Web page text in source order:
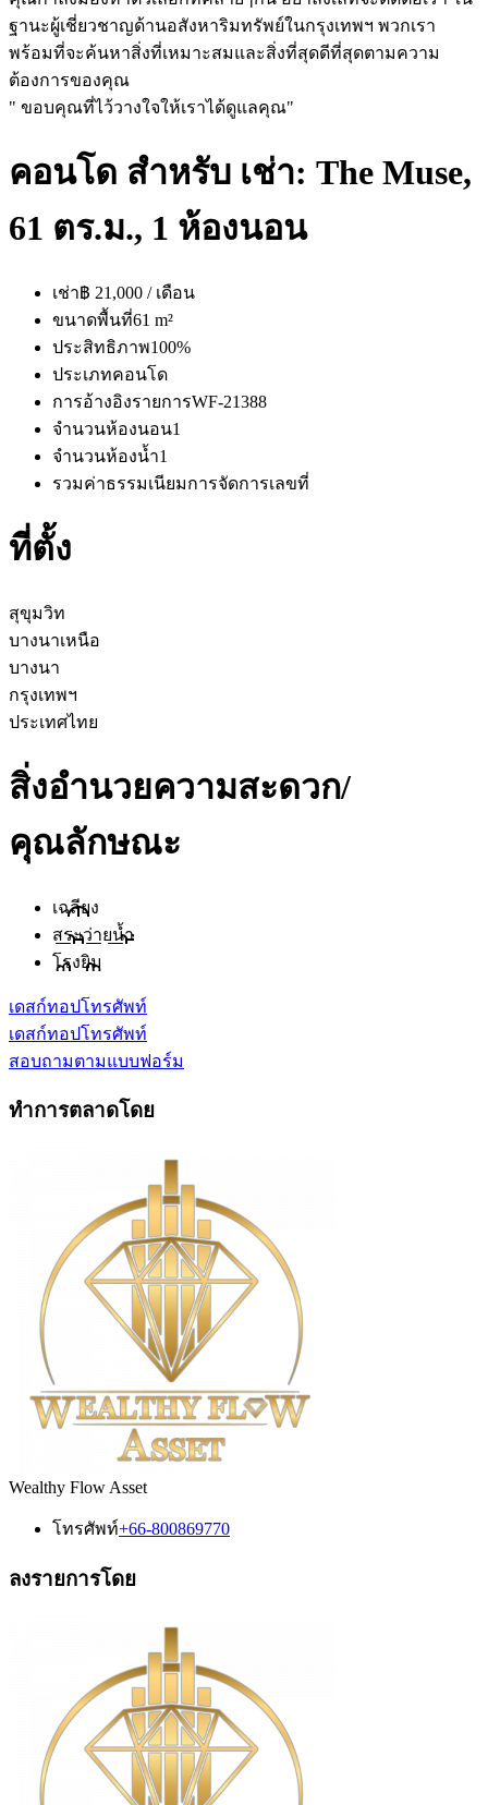
ฐานะผู้เชี่ยวชาญด้านอสังหาริมทรัพย์ในกรุงเทพฯ พวกเรา
พร้อมที่จะค้นหาสิ่งที่เหมาะสมและสิ่งที่สุดดีที่สุดตามความ
ต้องการของคุณ
" ขอบคุณที่ไว้วางใจให้เราได้ดูแลคุณ"
คอนโด สำหรับ เช่า: The Muse,
61 ตร.ม., 1 ห้องนอน
เช่า฿ 21,000 / เดือน
ขนาดพื้นที่61 m²
ประสิทธิภาพ100%
ประเภทคอนโด
การอ้างอิงรายการWF-21388
จำนวนห้องนอน1
จำนวนห้องน้ำ1
รวมค่าธรรมเนียมการจัดการเลขที่
ที่ตั้ง
สุขุมวิท
บางนาเหนือ
บางนา
กรุงเทพฯ
ประเทศไทย
สิ่งอำนวยความสะดวก/
คุณลักษณะ
เฉลียง
สระว่ายน้ำ
โรงยิม
เดสก์ทอปโทรศัพท์
เดสก์ทอปโทรศัพท์
สอบถามตามแบบฟอร์ม
ทำการตลาดโดย
Wealthy Flow Asset
โทรศัพท์+66-800869770
ลงรายการโดย